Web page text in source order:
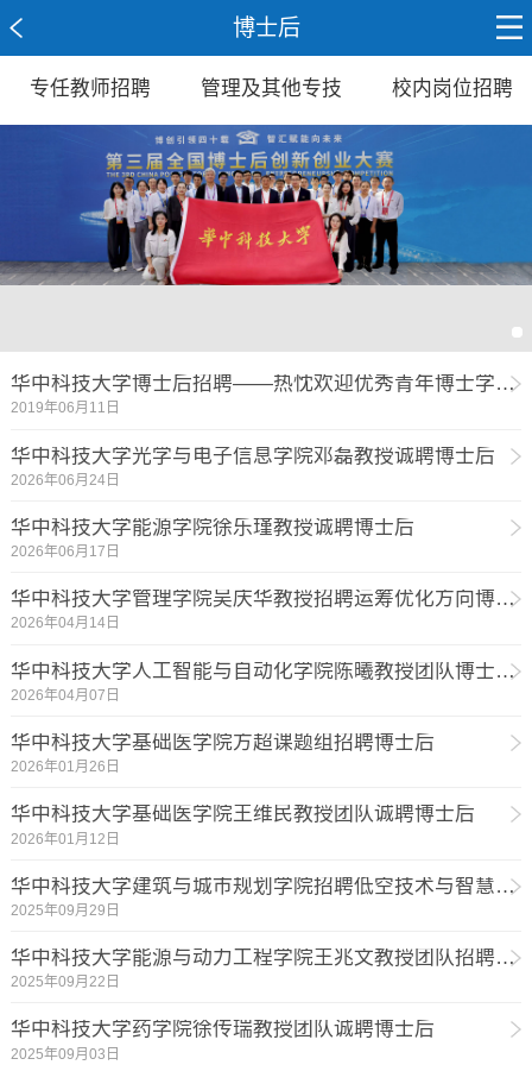
博士后
专任教师招聘 管理及其他专技 校内岗位招聘
华中科技大学博士后招聘——热忱欢迎优秀青年博士学者加盟！
2019年06月11日
华中科技大学光学与电子信息学院邓磊教授诚聘博士后
2026年06月24日
华中科技大学能源学院徐乐瑾教授诚聘博士后
2026年06月17日
华中科技大学管理学院吴庆华教授招聘运筹优化方向博士后
2026年04月14日
华中科技大学人工智能与自动化学院陈曦教授团队博士后招聘
2026年04月07日
华中科技大学基础医学院方超课题组招聘博士后
2026年01月26日
华中科技大学基础医学院王维民教授团队诚聘博士后
2026年01月12日
华中科技大学建筑与城市规划学院招聘低空技术与智慧人居交叉方…
2025年09月29日
华中科技大学能源与动力工程学院王兆文教授团队招聘博士后
2025年09月22日
华中科技大学药学院徐传瑞教授团队诚聘博士后
2025年09月03日